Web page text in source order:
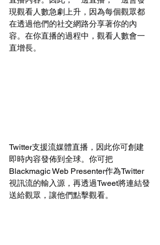
現觀看人數急劇上升，因為每個觀眾都
在透過他們的社交網路分享著你的內
容。在你直播的過程中，觀看人數會一
直增長。
Twitter支援流媒體直播，因此你可創建
即時內容發佈到全球。你可把
Blackmagic Web Presenter作為Twitter
視訊流的輸入源，再透過Tweet將連結發
送給觀眾，讓他們點擊觀看。